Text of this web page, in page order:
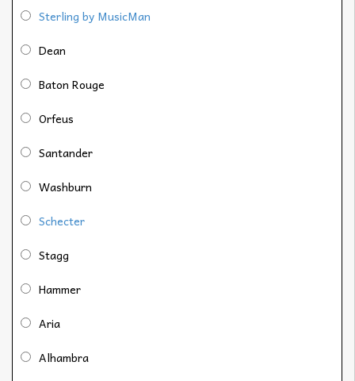
Sterling by MusicMan
Dean
Baton Rouge
Orfeus
Santander
Washburn
Schecter
Stagg
Hammer
Aria
Alhambra